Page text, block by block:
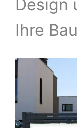
Design
Ihre